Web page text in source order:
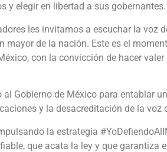
y elegir en libertad a sus gobernantes.
les invitamos a escuchar la voz
mayor de la nación. Este es el
con la convicción de hacer
Gobierno de México para entablar
y la desacreditación de la voz
la estrategia
que acata la ley y que garantiza